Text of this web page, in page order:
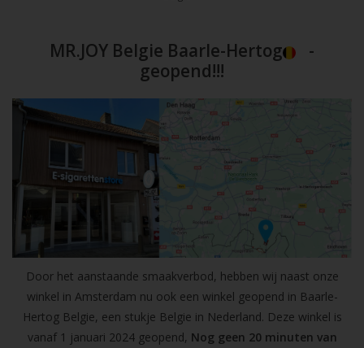
MR.JOY Belgie Baarle-Hertog
-
geopend!!!
Door het aanstaande smaakverbod, hebben wij naast onze
winkel in Amsterdam nu ook een winkel geopend in Baarle-
Hertog Belgie, een stukje Belgie in Nederland. Deze winkel is
vanaf 1 januari 2024 geopend, Nog geen 20 minuten van